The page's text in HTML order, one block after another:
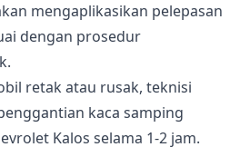
mengaplikasikan pelepasan
dengan prosedur
retak atau rusak, teknisi
kaca samping
Kalos selama 1-2 jam.